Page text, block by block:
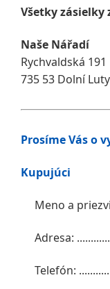
Všetky zásielky
Naše Nářadí
Rychvaldská 191
735 53 Dolní
Prosíme Vás o
Kupujúci
Meno a
Adresa:
Telefón: